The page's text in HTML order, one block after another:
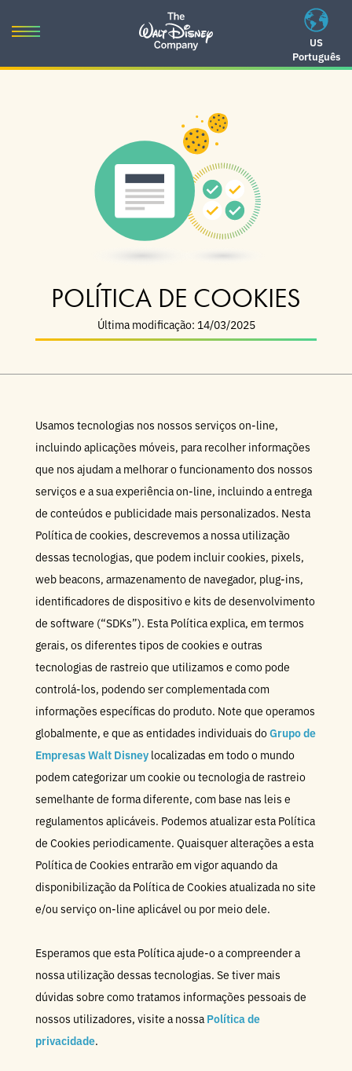
US
Português
Toggle
POLÍTICA DE COOKIES
Última modificação: 14/03/2025
Usamos tecnologias nos nossos serviços on-line,
incluindo aplicações móveis, para recolher informações
que nos ajudam a melhorar o funcionamento dos nossos
serviços e a sua experiência on-line, incluindo a entrega
de conteúdos e publicidade mais personalizados. Nesta
Política de cookies, descrevemos a nossa utilização
dessas tecnologias, que podem incluir cookies, pixels,
web beacons, armazenamento de navegador, plug-ins,
identificadores de dispositivo e kits de desenvolvimento
de software (“SDKs”). Esta Política explica, em termos
gerais, os diferentes tipos de cookies e outras
tecnologias de rastreio que utilizamos e como pode
controlá-los, podendo ser complementada com
informações específicas do produto. Note que operamos
globalmente, e que as entidades individuais doGrupo de
Empresas Walt Disney localizadas em todo o mundo
podem categorizar um cookie ou tecnologia de rastreio
semelhante de forma diferente, com base nas leis e
regulamentos aplicáveis. Podemos atualizar esta Política
de Cookies periodicamente. Quaisquer alterações a esta
Política de Cookies entrarão em vigor aquando da
disponibilização da Política de Cookies atualizada no site
e/ou serviço on-line aplicável ou por meio dele.
Esperamos que esta Política ajude-o a compreender a
nossa utilização dessas tecnologias. Se tiver mais
dúvidas sobre como tratamos informações pessoais de
nossos utilizadores, visite a nossa Política de
privacidade.